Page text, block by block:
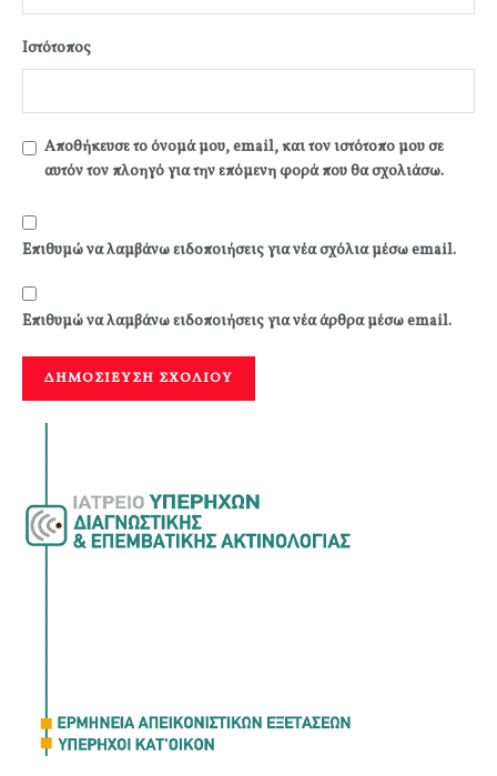
Ιστότοπος
Αποθήκευσε το όνομά μου, email, και τον ιστότοπο μου σε
αυτόν τον πλοηγό για την επόμενη φορά που θα σχολιάσω.
Επιθυμώ να λαμβάνω ειδοποιήσεις για νέα σχόλια μέσω email.
Επιθυμώ να λαμβάνω ειδοποιήσεις για νέα άρθρα μέσω email.